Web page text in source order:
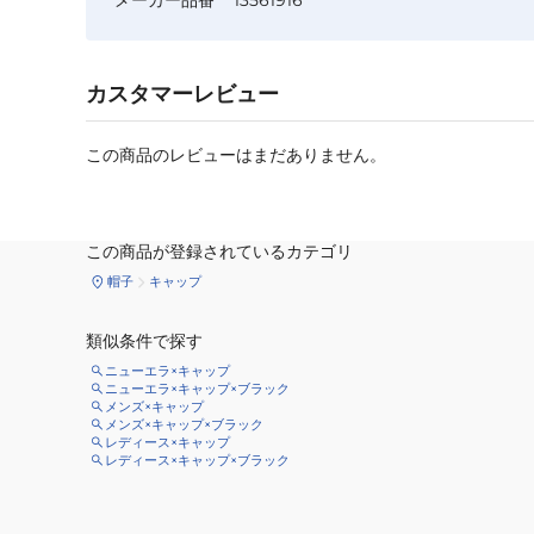
カスタマーレビュー
この商品のレビューはまだありません。
この商品が登録されているカテゴリ
帽子 キャップ
類似条件で探す
ニューエラ×キャップ
ニューエラ×キャップ×ブラック
メンズ×キャップ
メンズ×キャップ×ブラック
レディース×キャップ
レディース×キャップ×ブラック